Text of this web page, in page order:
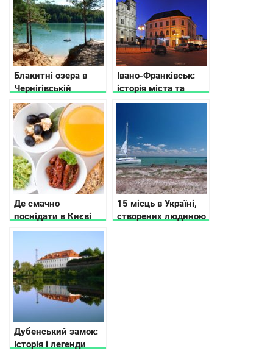
Блакитні озера в
Чернігівській
області
Івано-Франківськ:
історія міста та
місця, які потрібно
Де смачно
поснідати в Києві
15 місць в Україні,
створених людиною
Дубенський замок:
Історія і легенди